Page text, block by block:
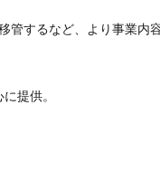
管するなど、より事業内
提供。